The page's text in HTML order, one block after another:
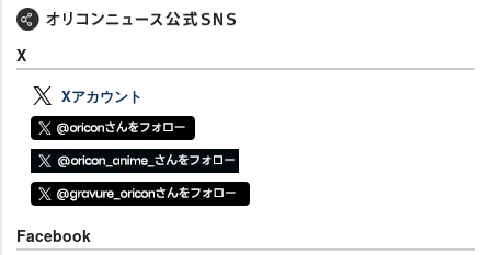
X
Xアカウント
Facebook